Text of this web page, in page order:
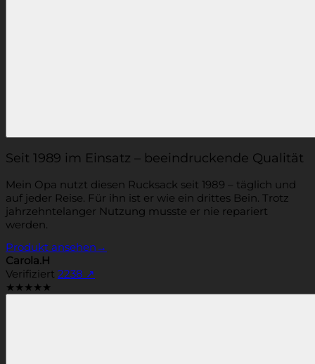
Seit 1989 im Einsatz – beeindruckende Qualität
Mein Opa nutzt diesen Rucksack seit 1989 – täglich und
auf jeder Reise. Für ihn ist er wie ein drittes Bein. Trotz
jahrzehntelanger Nutzung musste er nie repariert
werden.
Produkt ansehen →
Carola.H
Verifiziert 2238 ↗
★★★★★